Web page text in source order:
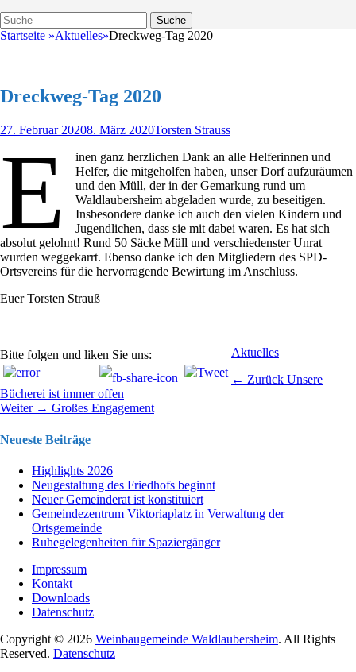
Suche
Suche
nach:
Startseite »Aktuelles»Dreckweg-Tag 2020
Dreckweg-Tag 2020
Veröffentlicht
27. Februar 20208. März 2020Autor
Torsten Strauss
E
inen ganz herzlichen Dank an alle Helferinnen und
Helfer, die mitgeholfen haben, unser Dorf aufzuräumen
und den Müll, der in der Gemarkung rund um
Waldlaubersheim abgeladen wurde, zu beseitigen.
Insbesondere danke ich auch den vielen Kindern und
Jugendlichen, dass sie mit dabei waren. Es hat sich
absolut gelohnt! Rund 50 Säcke Müll und verschiedenster Unrat
wurden weggekarrt. Ebenso danke ich den Mitgliedern des SPD-
Ortsvereins für die hervorragende Bewirtung im Anschluss.
Euer Torsten Strauß
Bitte folgen und liken Sie uns: Kategorien
Aktuelles
Beitragsnavigation ← Zurück Unsere
Bücherei ist immer offen
Weiter → Nächster
Großes Engagement
Neueste Beiträge
Highlights 2026
Neugestaltung des Friedhofs beginnt
Neuer Gemeinderat ist konstituiert
Gemeindezentrum Viktoriaplatz in Verwaltung der
Ortsgemeinde
Ruhegelegenheiten für Spaziergänger
Impressum
Kontakt
Downloads
Datenschutz
Copyright © 2026 Weinbaugemeinde Waldlaubersheim. All Rights
Reserved. Datenschutz